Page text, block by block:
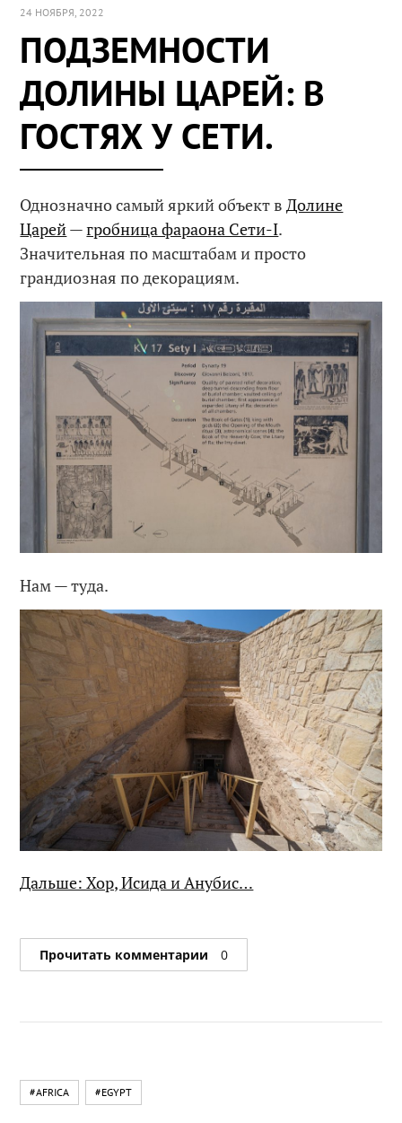
24 НОЯБРЯ, 2022
ПОДЗЕМНОСТИ
ДОЛИНЫ ЦАРЕЙ: В
ГОСТЯХ У СЕТИ.
Однозначно самый яркий объект вДолине
Царей—гробница фараона Сети-I.
Значительная по масштабам и просто
грандиозная по декорациям.
Нам — туда.
Дальше: Хор, Исида и Анубис…
Прочитать комментарии 0
#AFRICA #EGYPT